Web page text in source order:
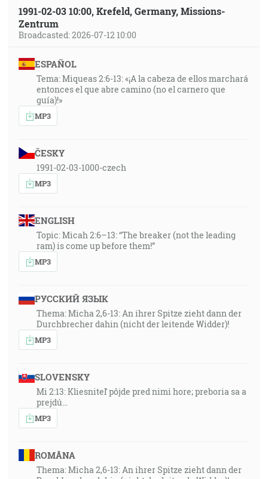
1991-02-03 10:00, Krefeld, Germany, Missions-
Zentrum
Broadcasted: 2026-07-12 10:00
ESPAÑOL
Tema: Miqueas 2:6-13: «¡A la cabeza de ellos marchará
entonces el que abre camino (no el carnero que
guía)!»
MP3
ČESKY
1991-02-03-1000-czech
MP3
ENGLISH
Topic: Micah 2:6–13: “The breaker (not the leading
ram) is come up before them!”
MP3
РУССКИЙ ЯЗЫК
Thema: Micha 2,6-13: An ihrer Spitze zieht dann der
Durchbrecher dahin (nicht der leitende Widder)!
MP3
SLOVENSKY
Mi 2:13: Kliesniteľ pôjde pred nimi hore; preboria sa a
prejdú…
MP3
ROMÂNA
Thema: Micha 2,6-13: An ihrer Spitze zieht dann der